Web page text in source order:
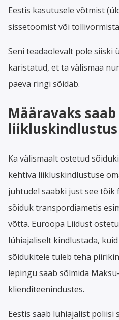
Eestis kasutusele võtmist
sissetoomist või
Seni teadaolevalt pole siiski
karistatud, et ta välismaa
päeva ringi sõidab.
Määravaks saab
liikluskindlustus
Ka välismaalt ostetud
kehtiva liikluskindlustuse
juhtudel saabki just see tõik
sõiduk transpordiametis
võtta. Euroopa Liidust
lühiajaliselt kindlustada,
sõidukitele tuleb teha
lepingu saab sõlmida
klienditeenindustes.
Eestis saab lühiajalist poliisi